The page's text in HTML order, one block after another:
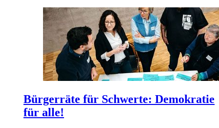
Bürgerräte für Schwerte: Demokratie
für alle!